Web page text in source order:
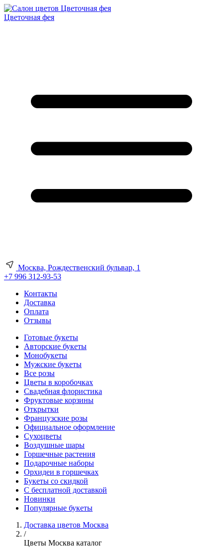
Цветочная фея
Москва, Рождественский бульвар, 1
+7 996 312-93-53
Контакты
Доставка
Оплата
Отзывы
Готовые букеты
Авторские букеты
Монобукеты
Мужские букеты
Все розы
Цветы в коробочках
Свадебная флористика
Фруктовые корзины
Открытки
Французские розы
Официальное оформление
Сухоцветы
Воздушные шары
Горшечные растения
Подарочные наборы
Орхидеи в горшечках
Букеты со скидкой
С бесплатной доставкой
Новинки
Популярные букеты
Доставка цветов Москва
/
Цветы Москва каталог